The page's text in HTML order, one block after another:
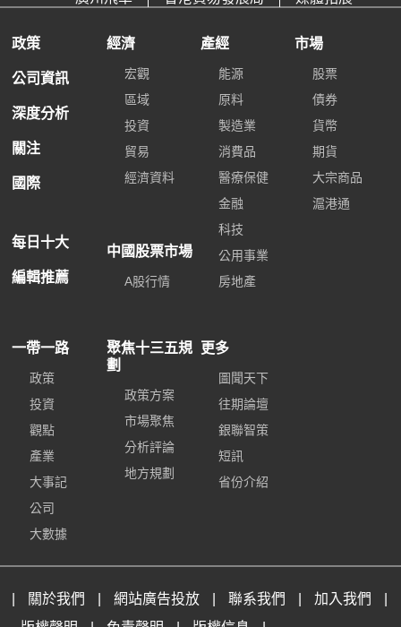
政策
公司資訊
深度分析
關注
國際
每日十大
編輯推薦
經濟
宏觀
區域
投資
貿易
經濟資料
中國股票市場
A股行情
產經
能源
原料
製造業
消費品
醫療保健
金融
科技
公用事業
房地產
市場
股票
債券
貨幣
期貨
大宗商品
滬港通
一帶一路
政策
投資
觀點
產業
大事記
公司
大數據
聚焦十三五規
劃
政策方案
市場聚焦
分析評論
地方規劃
更多
圖聞天下
往期論壇
銀聯智策
短訊
省份介紹
關於我們 網站廣告投放 聯系我們 加入我們